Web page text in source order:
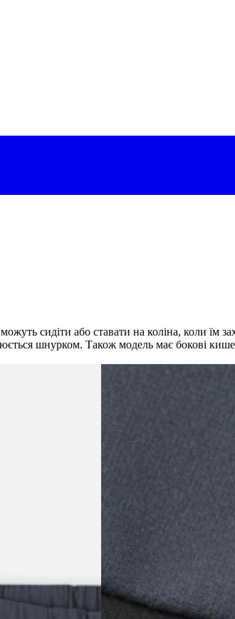
сидіти або ставати на коліна, коли їм
шнурком. Також модель має бокові